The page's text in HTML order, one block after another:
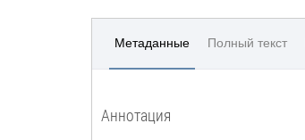
Метаданные Полный текст
Аннотация